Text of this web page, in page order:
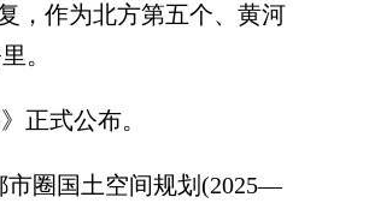
，作为北方第五个、黄河
。
正式公布。
圈国土空间规划(2025—